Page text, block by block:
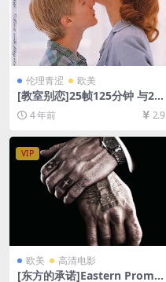
伦理青涩 欧美
[教室别恋]25帧125分钟 与24
帧130 分钟版本一致 Lust oc
h fägring stor (1995)[百度网
盘+迅雷云盘资源1080P超清
未删减][MP4/GB][中英字幕]
4 年前 2.9
VIP
欧美 高清电影
[东方的承诺]Eastern Promis